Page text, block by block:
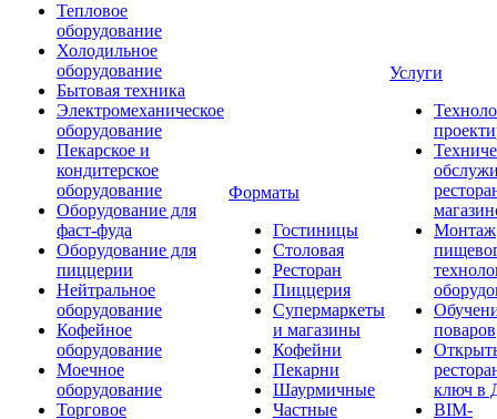
Тепловое
оборудование
Холодильное
оборудование
Бытовая техника
Электромеханическое
оборудование
Пекарское и
кондитерское
оборудование
Оборудование для
фаст-фуда
Оборудование для
пиццерии
Нейтральное
оборудование
Кофейное
оборудование
Моечное
оборудование
Торговое
Форматы
Гостиницы
Столовая
Ресторан
Пиццерия
Супермаркеты
и магазины
Кофейни
Пекарни
Шаурмичные
Частные
Услуги
Монтаж
поваров
ключ в
BIM-